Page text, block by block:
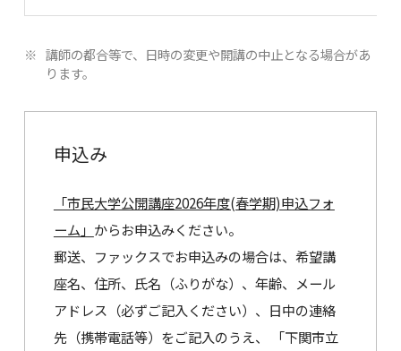
講師の都合等で、日時の変更や開講の中止となる場合があ
ります。
申込み
「市民大学公開講座2026年度(春学期)申込フォ
ーム」 からお申込みください。
郵送、ファックスでお申込みの場合は、希望講
座名、住所、氏名（ふりがな）、年齢、メール
アドレス（必ずご記入ください）、日中の連絡
先（携帯電話等）をご記入のうえ、 「下関市立